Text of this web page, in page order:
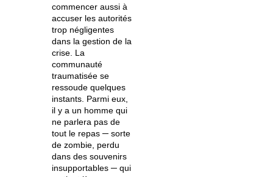
commencer aussi à
accuser les autorités
trop négligentes
dans la gestion de la
crise. La
communauté
traumatisée se
ressoude quelques
instants. Parmi eux,
il y a un homme qui
ne parlera pas de
tout le repas ─ sorte
de zombie, perdu
dans des souvenirs
insupportables ─ qui